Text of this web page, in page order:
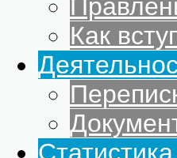
Как